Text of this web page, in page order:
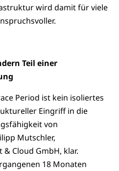
wird damit für viele
Teil einer
Period ist kein isoliertes
Eingriff in die
von
Mutschler,
Cloud GmbH, klar.
18 Monaten